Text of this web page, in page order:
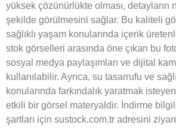
yüksek çözünürlükte olması, detayların
şekilde görülmesini sağlar. Bu kaliteli
sağlıklı yaşam konularında içerik
stok görselleri arasında öne çıkan bu
sosyal medya paylaşımları ve dijital
kullanılabilir. Ayrıca, su tasarrufu ve
konularında farkındalık yaratmak
etkili bir görsel materyaldir. İndirme
şartları için sustock.com.tr adresini